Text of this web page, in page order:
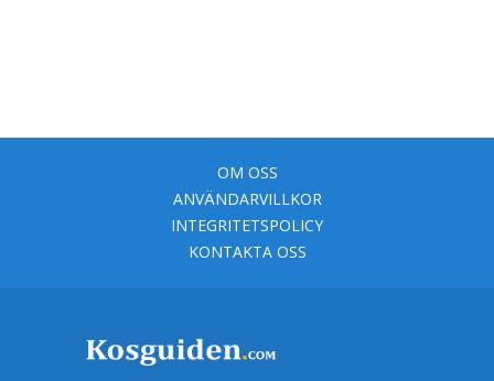
OM OSS
ANVÄNDARVILLKOR
INTEGRITETSPOLICY
KONTAKTA OSS